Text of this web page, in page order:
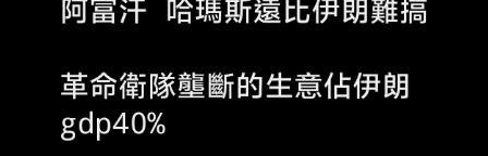
蘭堡展開接